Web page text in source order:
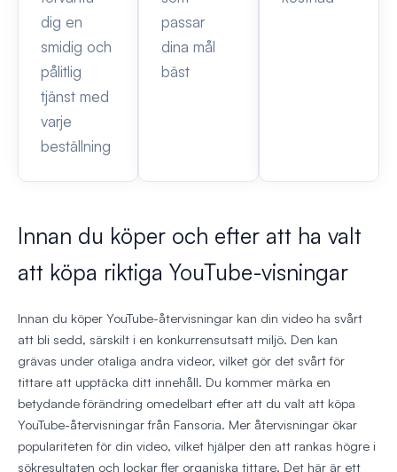
dig en
smidig och
pålitlig
tjänst med
varje
beställning
passar
dina mål
bäst
Innan du köper och efter att ha valt
att köpa riktiga YouTube-visningar
Innan du köper YouTube-återvisningar kan din video ha svårt
att bli sedd, särskilt i en konkurrensutsatt miljö. Den kan
grävas under otaliga andra videor, vilket gör det svårt för
tittare att upptäcka ditt innehåll. Du kommer märka en
betydande förändring omedelbart efter att du valt att köpa
YouTube-återvisningar från Fansoria. Mer återvisningar ökar
populariteten för din video, vilket hjälper den att rankas högre i
sökresultaten och lockar fler organiska tittare. Det här är ett